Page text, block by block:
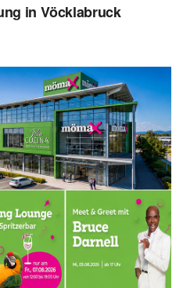
in Vöcklabruck